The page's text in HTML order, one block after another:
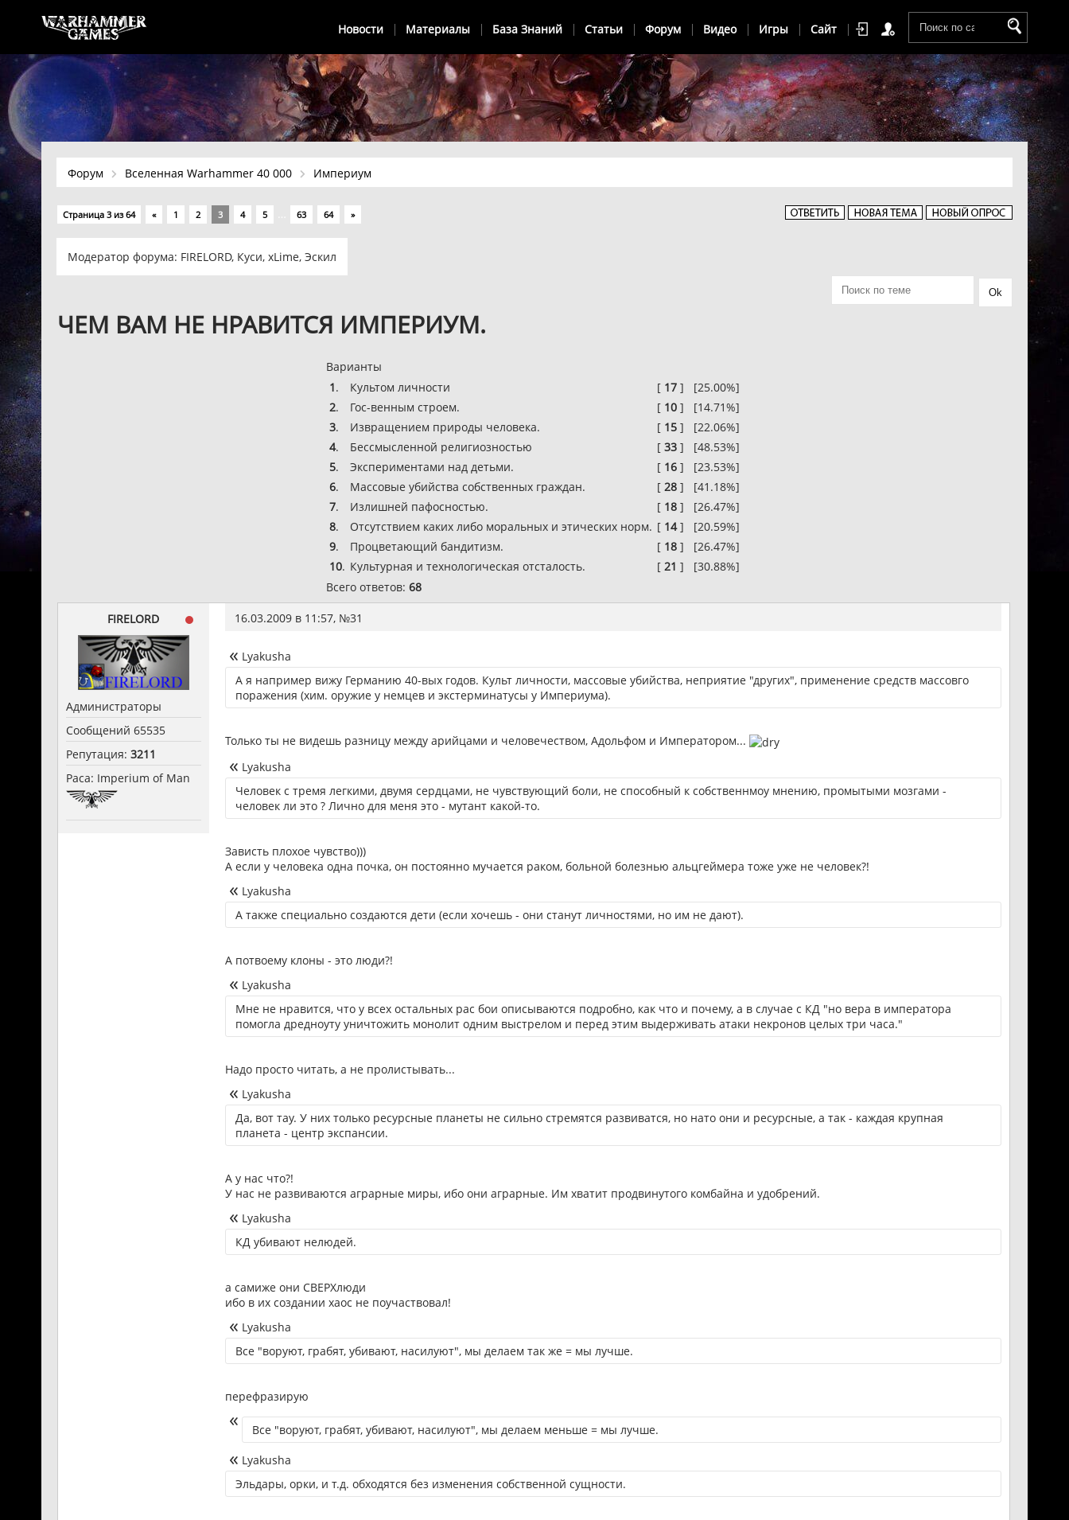
Новости Материалы База Знаний Статьи Форум Видео Игры Сайт
Форум Вселенная Warhammer 40 000 Империум
Страница 3из64 « 1 2 3 4 5 63 64 »
Модератор форума: FIRELORD, Куси, xLime, Эскил
ЧЕМ ВАМ НЕ НРАВИТСЯ ИМПЕРИУМ.
Варианты
1. Культом личности [ 17]
[25.00%]
2. Гос-венным строем. [ 10]
[14.71%]
3. Извращением природы человека. [ 15]
[22.06%]
4. Бессмысленной религиозностью [ 33]
[48.53%]
5. Экспериментами над детьми. [ 16]
[23.53%]
6. Массовые убийства собственных граждан. [ 28]
[41.18%]
7. Излишней пафосностью. [ 18]
[26.47%]
8. Отсутствием каких либо моральных и этических норм. [ 14]
[20.59%]
9. Процветающий бандитизм. [ 18]
[26.47%]
10. Культурная и технологическая отсталость. [ 21 ]
[30.88%]
Всего ответов: 68
FIRELORD
Администраторы
Сообщений 65535
Репутация: 3211
Раса: Imperium of Man
16.03.2009 в 11:57, №31
Lyakusha
А я например вижу Германию 40-вых годов. Культ личности, массовые убийства, неприятие "других", применение средств массовго
поражения (хим. оружие у немцев и экстерминатусы у Империума).
Только ты не видешь разницу между арийцами и человечеством, Адольфом и Императором...
Lyakusha
Человек с тремя легкими, двумя сердцами, не чувствующий боли, не способный к собственнмоу мнению, промытыми мозгами -
человек ли это ? Лично для меня это - мутант какой-то.
Зависть плохое чувство)))
А если у человека одна почка, он постоянно мучается раком, больной болезнью альцгеймера тоже уже не человек?!
Lyakusha
А также специально создаются дети (если хочешь - они станут личностями, но им не дают).
А потвоему клоны - это люди?!
Lyakusha
Мне не нравится, что у всех остальных рас бои описываются подробно, как что и почему, а в случае с КД "но вера в императора
помогла дредноуту уничтожить монолит одним выстрелом и перед этим выдерживать атаки некронов целых три часа."
Надо просто читать, а не пролистывать...
Lyakusha
Да, вот тау. У них только ресурсные планеты не сильно стремятся развиватся, но нато они и ресурсные, а так - каждая крупная
планета - центр экспансии.
А у нас что?!
У нас не развиваются аграрные миры, ибо они аграрные. Им хватит продвинутого комбайна и удобрений.
Lyakusha
КД убивают нелюдей.
а самиже они СВЕРХлюди
ибо в их создании хаос не поучаствовал!
Lyakusha
Все "воруют, грабят, убивают, насилуют", мы делаем так же = мы лучше.
перефразирую
Все "воруют, грабят, убивают, насилуют", мы делаем меньше = мы лучше.
Lyakusha
Эльдары, орки, и т.д. обходятся без изменения собственной сущности.